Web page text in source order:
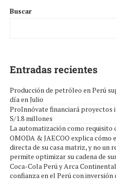
Buscar
Entradas recientes
Producción de petróleo en Perú
día en Julio
ProInnóvate financiará proyectos
S/1.8 millones
La automatización como
OMODA & JAECOO explica cómo
directa de su casa matriz, y no un
permite optimizar su cadena de
Coca-Cola Perú y Arca
confianza en el Perú con inversión